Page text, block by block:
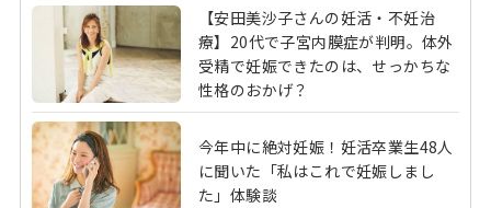
【安田美沙子さんの妊活・不妊治
療】20代で子宮内膜症が判明。体外
受精で妊娠できたのは、せっかちな
性格のおかげ？
今年中に絶対妊娠！妊活卒業生48人
に聞いた「私はこれで妊娠しまし
た」体験談